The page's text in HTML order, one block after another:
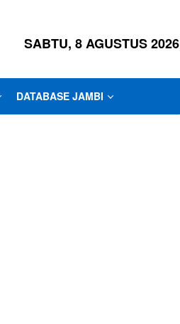
SABTU, 8 AGUSTUS 2026
DATABASE JAMBI